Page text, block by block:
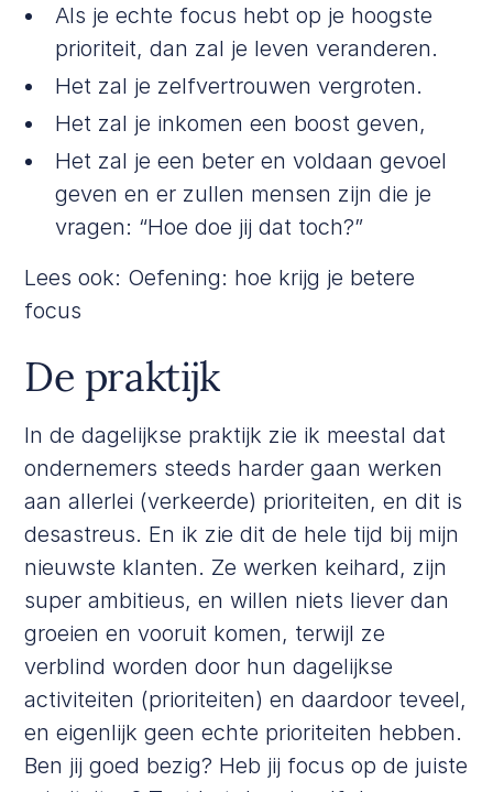
Als je echte focus hebt op je hoogste
prioriteit, dan zal je leven veranderen.
Het zal je zelfvertrouwen vergroten.
Het zal je inkomen een boost geven,
Het zal je een beter en voldaan gevoel
geven en er zullen mensen zijn die je
vragen: “Hoe doe jij dat toch?”
Lees ook: Oefening: hoe krijg je betere
focus
De praktijk
In de dagelijkse praktijk zie ik meestal dat
ondernemers steeds harder gaan werken
aan allerlei (verkeerde) prioriteiten, en dit is
desastreus. En ik zie dit de hele tijd bij mijn
nieuwste klanten. Ze werken keihard, zijn
super ambitieus, en willen niets liever dan
groeien en vooruit komen, terwijl ze
verblind worden door hun dagelijkse
activiteiten (prioriteiten) en daardoor teveel,
en eigenlijk geen echte prioriteiten hebben.
Ben jij goed bezig? Heb jij focus op de juiste